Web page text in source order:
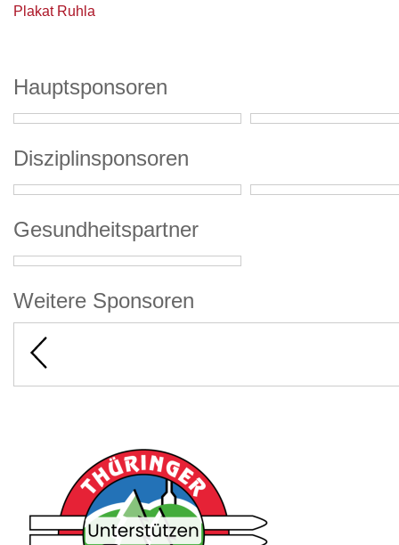
Plakat Ruhla
Hauptsponsoren
Disziplinsponsoren
Gesundheitspartner
Weitere Sponsoren